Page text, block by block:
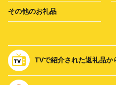
その他のお礼品
TVで紹介された返礼品か